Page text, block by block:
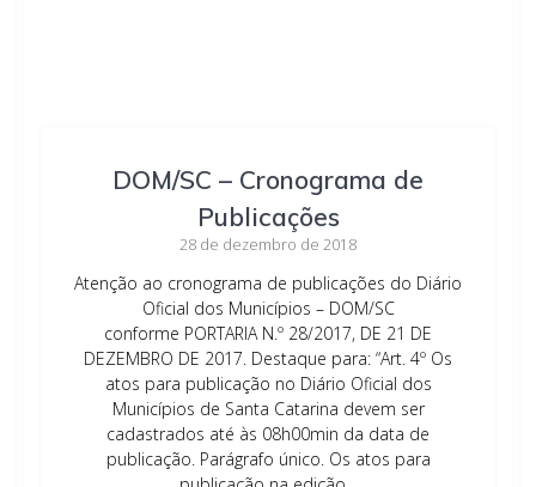
DOM/SC – Cronograma de
Publicações
28 de dezembro de 2018
Atenção ao cronograma de publicações do Diário
Oficial dos Municípios – DOM/SC
conforme PORTARIA N.º 28/2017, DE 21 DE
DEZEMBRO DE 2017. Destaque para: “Art. 4º Os
atos para publicação no Diário Oficial dos
Municípios de Santa Catarina devem ser
cadastrados até às 08h00min da data de
publicação. Parágrafo único. Os atos para